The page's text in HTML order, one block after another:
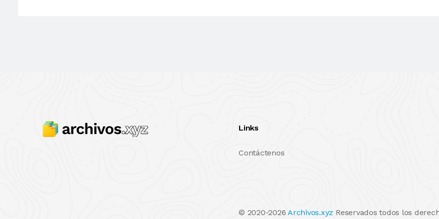
Links
Contáctenos
© 2020-2026Archivos.xyz Reservados todos los